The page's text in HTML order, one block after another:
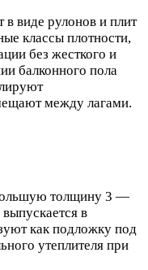
в виде рулонов и плит
классы плотности,
без жесткого и
балконного пола
между лагами.
толщину 3 —
в
как подложку под
утеплителя при